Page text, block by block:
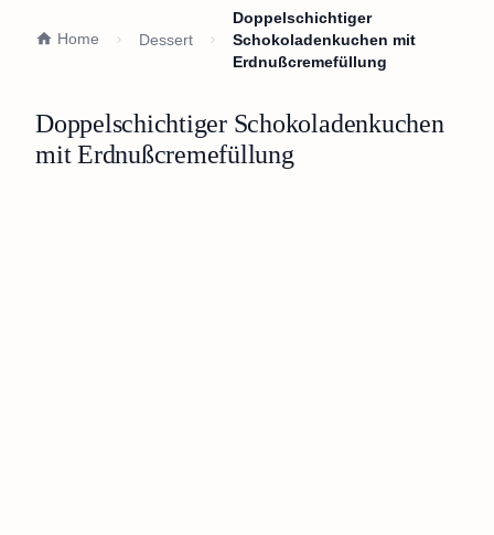
Home Dessert
Doppelschichtiger
Schokoladenkuchen mit
Erdnußcremefüllung
Doppelschichtiger Schokoladenkuchen
mit Erdnußcremefüllung